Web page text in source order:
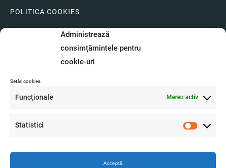
Administrează
consimțămintele pentru
cookie-uri
Setări cookies.
Funcționale Mereu activ
Statistici Statistici
Acceptă
POLITICA COOKIES
LIVRARI SI PLATI
GARANTIE SI SERVICE
A.N.P.C.